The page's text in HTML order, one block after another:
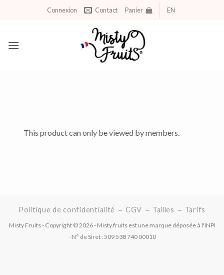
Connexion Contact Panier EN
This product can only be viewed by members.
Politique de confidentialité CGV Tailles Tarifs
Misty Fruits - Copyright © 2026 - Misty fruits est une marque déposée à l'INPI
- N° de Siret : 509 538 740 00010